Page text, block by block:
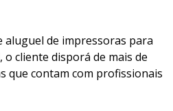
aluguel de impressoras para
cliente disporá de mais de
que contam com profissionais